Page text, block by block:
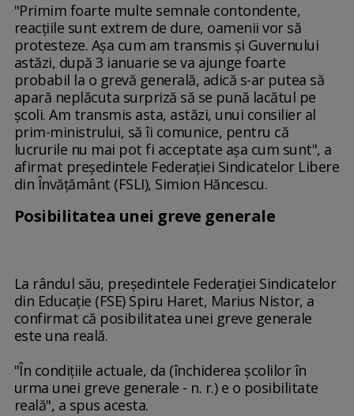
"Primim foarte multe semnale contondente,
reacţiile sunt extrem de dure, oamenii vor să
protesteze. Aşa cum am transmis şi Guvernului
astăzi, după 3 ianuarie se va ajunge foarte
probabil la o grevă generală, adică s-ar putea să
apară neplăcuta surpriză să se pună lacătul pe
şcoli. Am transmis asta, astăzi, unui consilier al
prim-ministrului, să îi comunice, pentru că
lucrurile nu mai pot fi acceptate aşa cum sunt", a
afirmat preşedintele Federaţiei Sindicatelor Libere
din Învăţământ (FSLI), Simion Hăncescu.
Posibilitatea unei greve generale
La rândul său, preşedintele Federaţiei Sindicatelor
din Educaţie (FSE) Spiru Haret, Marius Nistor, a
confirmat că posibilitatea unei greve generale
este una reală.
"În condiţiile actuale, da (închiderea şcolilor în
urma unei greve generale - n. r.) e o posibilitate
reală", a spus acesta.